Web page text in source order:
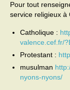
Tourisme
Actualités
Activités
Poésie
Pour tout
service religieux à
Catholique :
valence.cef.fr/
Protestant :
musulman
nyons-nyons/